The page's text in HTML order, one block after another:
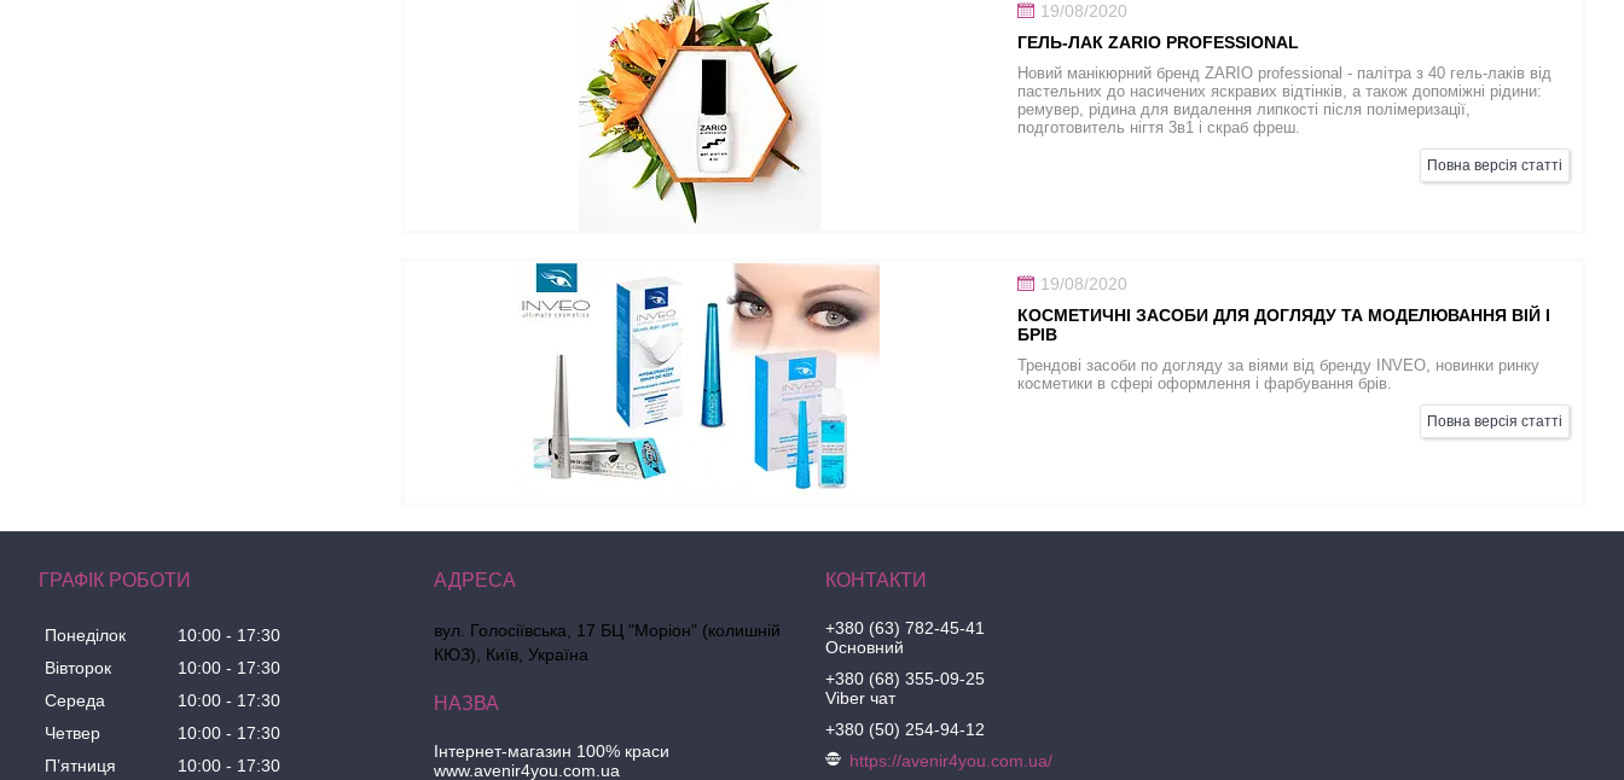
19/08/2020
ГЕЛЬ-ЛАК ZARIO PROFESSIONAL
Новий манікюрний бренд ZARIO professional - палітра з 40 гель-лаків від
пастельних до насичених яскравих відтінків, а також допоміжні рідини:
ремувер, рідина для видалення липкості після полімеризації,
подготовитель нігтя 3в1 і скраб фреш.
Повна версія статті
19/08/2020
КОСМЕТИЧНІ ЗАСОБИ ДЛЯ ДОГЛЯДУ ТА МОДЕЛЮВАННЯ ВІЙ І
БРІВ
Трендові засоби по догляду за віями від бренду INVEO, новинки ринку
косметики в сфері оформлення і фарбування брів.
Повна версія статті
ГРАФІК РОБОТИ
Понеділок 10:00
17:30
Вівторок
10:00
17:30
Середа
10:00
17:30
Четвер
10:00
17:30
Пʼятниця
10:00 17:30
вул. Голосіївська, 17 БЦ "Моріон" (колишній
КЮЗ), Київ, Україна
Інтернет-магазин 100% краси
www.avenir4you.com.ua
+380 (63) 782-45-41
Основний
+380 (68) 355-09-25
Viber чат
+380 (50) 254-94-12
https://avenir4you.com.ua/